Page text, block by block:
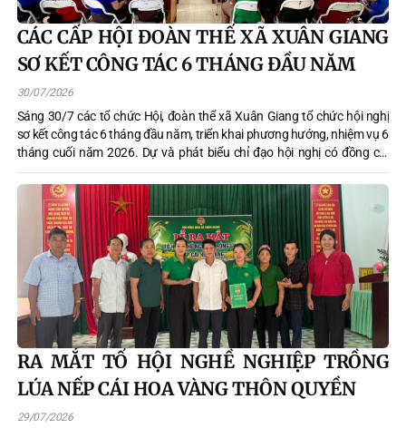
CÁC CẤP HỘI ĐOÀN THỂ XÃ XUÂN GIANG
SƠ KẾT CÔNG TÁC 6 THÁNG ĐẦU NĂM
30/07/2026
Sáng 30/7 các tổ chức Hội, đoàn thể xã Xuân Giang tổ chức hội nghị
sơ kết công tác 6 tháng đầu năm, triển khai phương hướng, nhiệm vụ 6
tháng cuối năm 2026. Dự và phát biểu chỉ đạo hội nghị có đồng chí
Trần Trung Thành - Bí thư Đảng uỷ, Chủ tịch HĐND xã, thường trực
HĐND - UBND, Ủy ban MTTQ xã; đại diện các ban, ngành, đoàn thể
cùng cán bộ, hội viên, đoàn viên trên địa bàn.
RA MẮT TỔ HỘI NGHỀ NGHIỆP TRỒNG
LÚA NẾP CÁI HOA VÀNG THÔN QUYỀN
29/07/2026